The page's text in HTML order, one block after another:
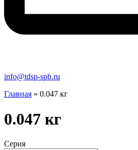
info@tdsp-spb.ru
Главная » 0.047 кг
0.047 кг
Серия